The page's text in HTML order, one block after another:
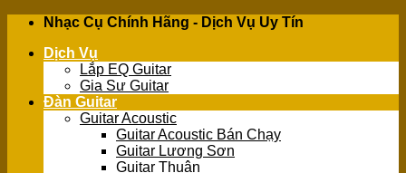
Skip
content
Nhạc Cụ Chính Hãng - Dịch Vụ Uy Tín
Dịch Vụ
Lắp EQ Guitar
Gia Sư Guitar
Đàn Guitar
Guitar Acoustic
Guitar Acoustic Bán Chạy
Guitar Lương Sơn
Guitar Thuận